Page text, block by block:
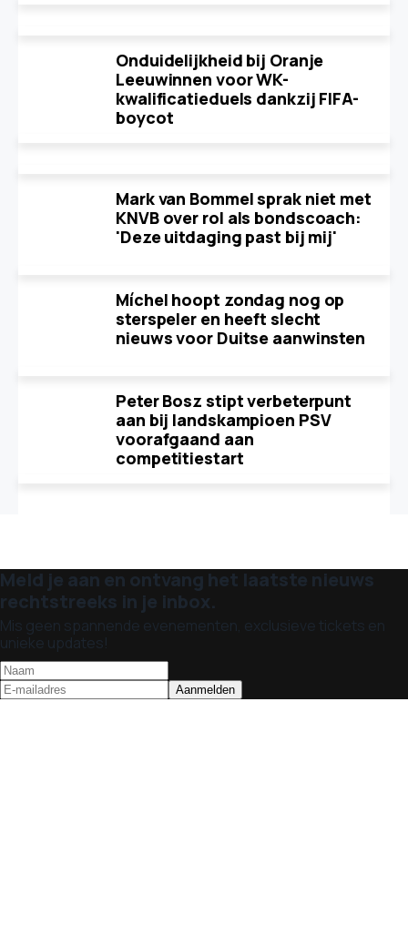
Onduidelijkheid bij Oranje
Leeuwinnen voor WK-
kwalificatieduels dankzij FIFA-
boycot
Mark van Bommel sprak niet met
KNVB over rol als bondscoach:
'Deze uitdaging past bij mij'
Míchel hoopt zondag nog op
sterspeler en heeft slecht
nieuws voor Duitse aanwinsten
Peter Bosz stipt verbeterpunt
aan bij landskampioen PSV
voorafgaand aan
competitiestart
Meld je aan en ontvang het laatste nieuws
rechtstreeks in je inbox.
Mis geen spannende evenementen, exclusieve tickets en
unieke updates!